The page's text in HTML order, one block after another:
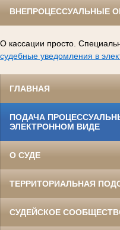
ВНЕПРОЦЕССУАЛЬНЫЕ
О кассации просто.
судебные уведомления в
ГЛАВНАЯ
ПОДАЧА
ЭЛЕКТРОННОМ ВИДЕ
О СУДЕ
ТЕРРИТОРИАЛЬНАЯ
СУДЕЙСКОЕ